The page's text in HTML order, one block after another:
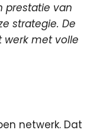
prestatie van
strategie. De
werk met volle
netwerk. Dat